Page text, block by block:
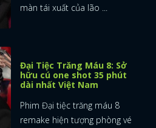
màn tái xuất của lão ...
Đại Tiệc Trăng Máu 8: Sở
hữu cú one shot 35 phút
dài nhất Việt Nam
Phim Đại tiệc trăng máu 8
remake hiện tượng phòng vé